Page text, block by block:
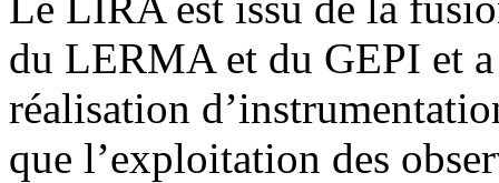
du LERMA et du GEPI et
réalisation
que l’exploitation des